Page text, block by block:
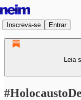
Inscreva-se Entrar
Leia